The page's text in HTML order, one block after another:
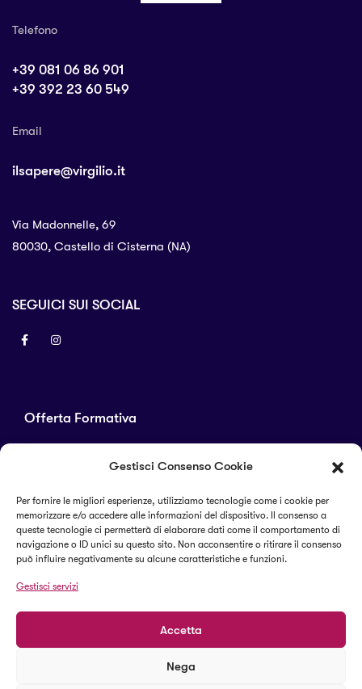
Gestisci Consenso Cookie
Per fornire le migliori esperienze, utilizziamo tecnologie come i cookie per
memorizzare e/o accedere alle informazioni del dispositivo. Il consenso a
queste tecnologie ci permetterà di elaborare dati come il comportamento di
navigazione o ID unici su questo sito. Non acconsentire o ritirare il consenso
può influire negativamente su alcune caratteristiche e funzioni.
Gestisci servizi
Accetta
Nega
Offerta Formativa
Corsi di perfezionamento
Alta formazione
Telefono
+39 081 06 86 901
+39 392 23 60 549
Email
ilsapere@virgilio.it
Via Madonnelle, 69
80030, Castello di Cisterna (NA)
SEGUICI SUI SOCIAL